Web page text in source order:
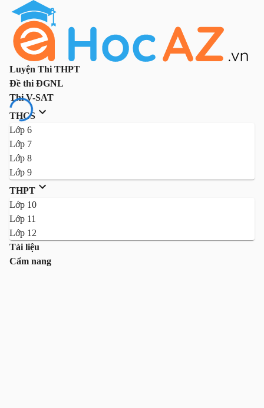
Luyện Thi THPT
Đề thi ĐGNL
Thi V-SAT
THCS
Lớp 6
Lớp 7
Lớp 8
Lớp 9
THPT
Lớp 10
Lớp 11
Lớp 12
Tài liệu
Cẩm nang